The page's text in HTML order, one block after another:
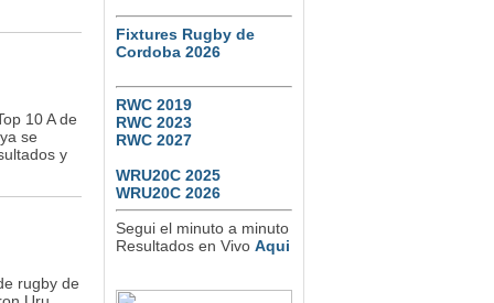
10 A de
se
y
rugby de
Fixtures Rugby de
Cordoba 2026
RWC 2019
RWC 2023
RWC 2027
WRU20C 2025
WRU20C 2026
Segui el minuto a minuto
Resultados en Vivo Aqui